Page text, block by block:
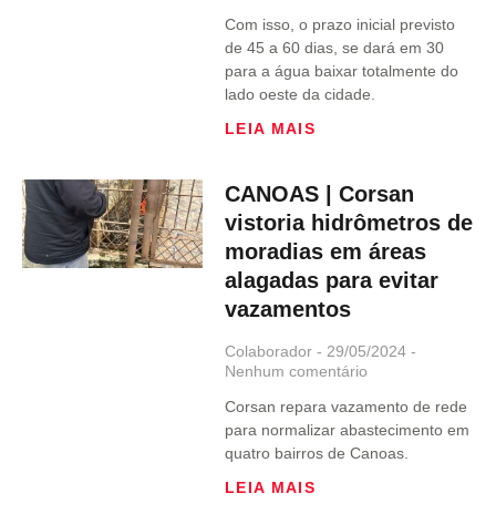
Com isso, o prazo inicial previsto
de 45 a 60 dias, se dará em 30
para a água baixar totalmente do
lado oeste da cidade.
LEIA MAIS
CANOAS | Corsan
vistoria hidrômetros de
moradias em áreas
alagadas para evitar
vazamentos
Colaborador 29/05/2024
Nenhum comentário
Corsan repara vazamento de rede
para normalizar abastecimento em
quatro bairros de Canoas.
LEIA MAIS